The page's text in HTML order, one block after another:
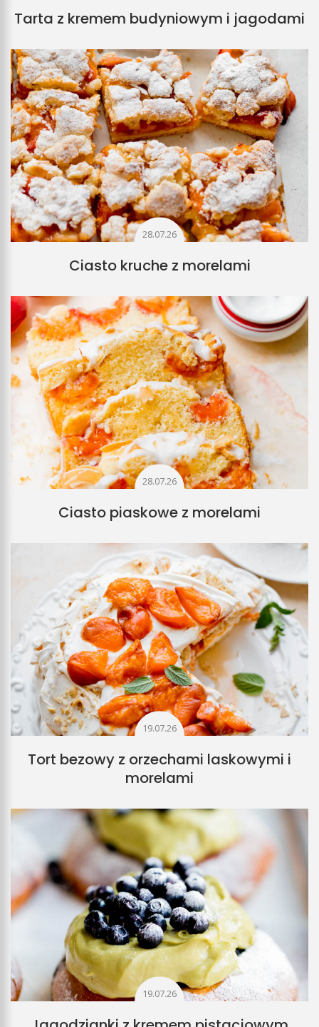
Tarta z kremem budyniowym i jagodami
28.07.26
Ciasto kruche z morelami
28.07.26
Ciasto piaskowe z morelami
19.07.26
Tort bezowy z orzechami laskowymi i
morelami
19.07.26